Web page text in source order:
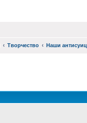
Творчество Наши